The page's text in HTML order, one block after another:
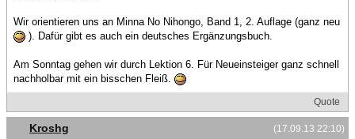
Wir orientieren uns an Minna No Nihongo, Band 1, 2. Auflage (ganz neu
). Dafür gibt es auch ein deutsches Ergänzungsbuch.
Am Sonntag gehen wir durch Lektion 6. Für Neueinsteiger ganz schnell
nachholbar mit ein bisschen Fleiß.
Quote
(17.09.13 22:10)
Kroshg